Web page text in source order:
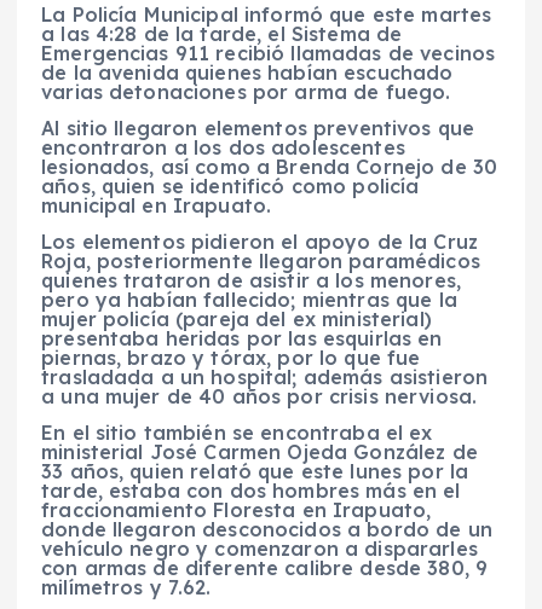
La Policía Municipal informó que este martes
a las 4:28 de la tarde, el Sistema de
Emergencias 911 recibió llamadas de vecinos
de la avenida quienes habían escuchado
varias detonaciones por arma de fuego.
Al sitio llegaron elementos preventivos que
encontraron a los dos adolescentes
lesionados, así como a Brenda Cornejo de 30
años, quien se identificó como policía
municipal en Irapuato.
Los elementos pidieron el apoyo de la Cruz
Roja, posteriormente llegaron paramédicos
quienes trataron de asistir a los menores,
pero ya habían fallecido; mientras que la
mujer policía (pareja del ex ministerial)
presentaba heridas por las esquirlas en
piernas, brazo y tórax, por lo que fue
trasladada a un hospital; además asistieron
a una mujer de 40 años por crisis nerviosa.
En el sitio también se encontraba el ex
ministerial José Carmen Ojeda González de
33 años, quien relató que este lunes por la
tarde, estaba con dos hombres más en el
fraccionamiento Floresta en Irapuato,
donde llegaron desconocidos a bordo de un
vehículo negro y comenzaron a dispararles
con armas de diferente calibre desde 380, 9
milímetros y 7.62.